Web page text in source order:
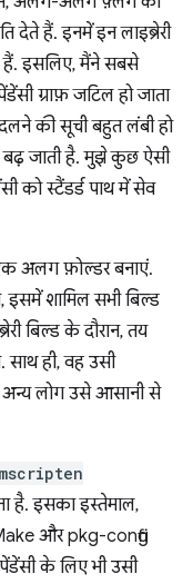
देते हैं. इनमें इन लाइब्रेरी
हैं. इसलिए, मैंने सबसे
ग्राफ़ जटिल हो जाता
की सूची बहुत लंबी हो
बढ़ जाती है. मुझे कुछ ऐसी
को स्टैंडर्ड पाथ में सेव
अलग फ़ोल्डर बनाएं.
शामिल सभी बिल्ड
बिल्ड के दौरान, तय
ही, वह उसी
लोग उसे आसानी से
है. इसका इस्तेमाल,
और pkg-config
के लिए भी उसी